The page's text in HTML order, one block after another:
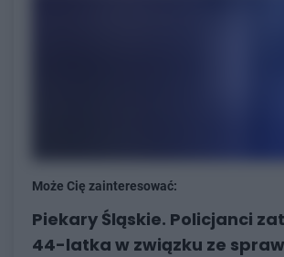
Może Cię zainteresować:
Piekary Śląskie. Policjanci
44-latka w związku ze